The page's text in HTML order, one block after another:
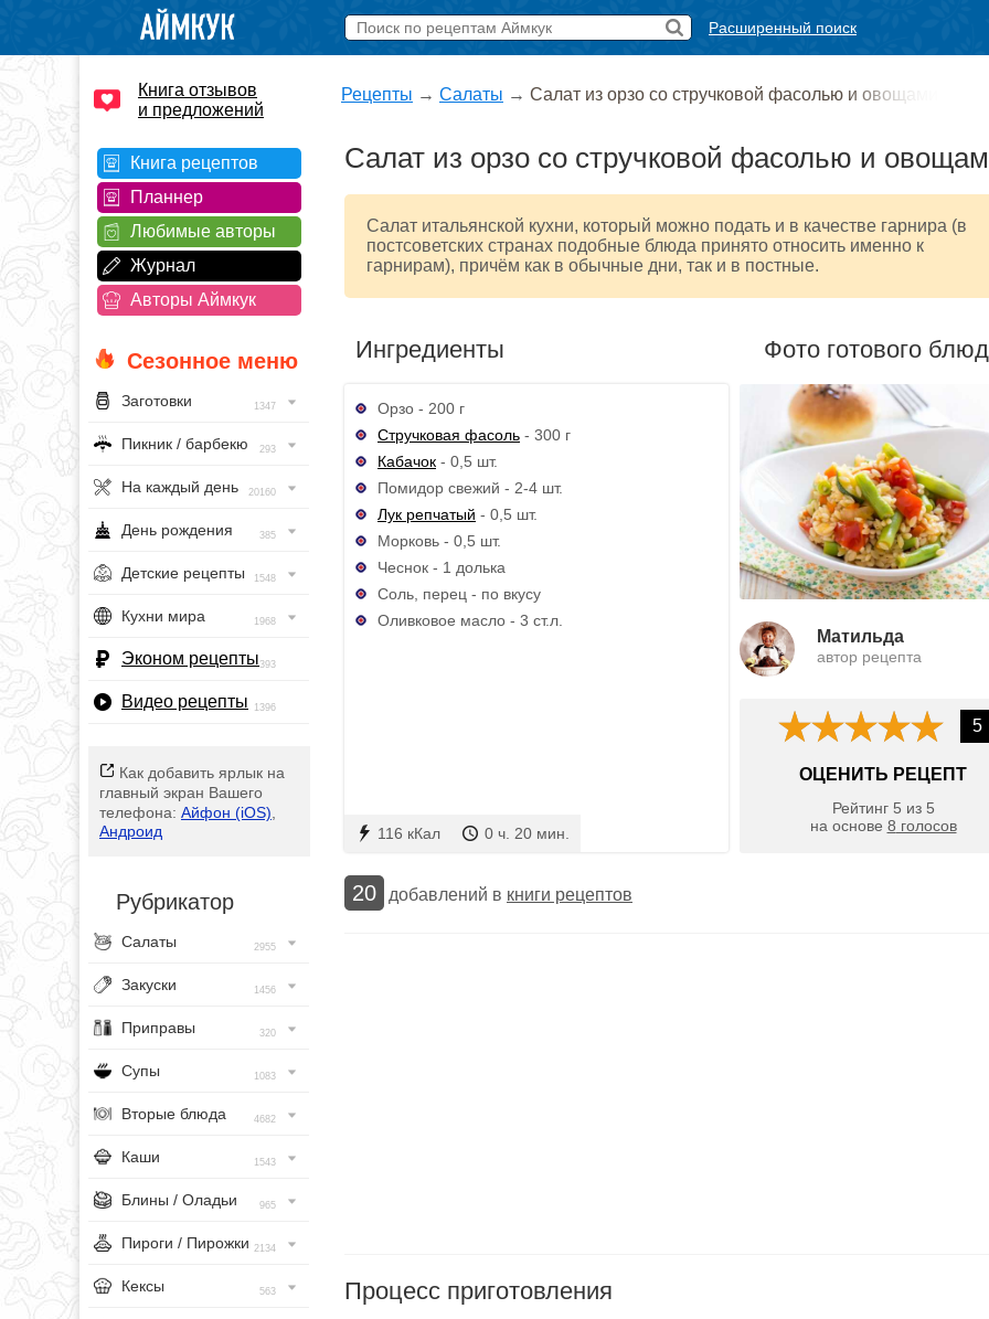
Расширенный поиск
Книга отзывов
и предложений
Книга рецептов
Планнер
Любимые авторы
Журнал
Авторы Аймкук
Сезонное меню
Заготовки 1347
Пикник / барбекю 293
На каждый день 20160
День рождения 385
Детские рецепты 1548
Кухни мира 1968
Эконом рецепты393
Видео рецепты 1396
Как добавить ярлык на
главный экран Вашего
телефона: Айфон (iOS)
Андроид
Рубрикатор
Салаты 2955
Закуски 1456
Приправы 320
Супы 1083
Вторые блюда 4682
Каши 1543
Блины / Оладьи 965
Пироги / Пирожки 2134
Кексы 563
Рецепты → Салаты → Салат из орзо со стручковой фасолью и овощами
Салат из орзо со стручковой фасолью и
Салат итальянской кухни, который можно подать и в качестве гарнира (в
постсоветских странах подобные блюда принято относить именно к
гарнирам), причём как в обычные дни, так и в постные.
Ингредиенты
Орзо - 200 г
Стручковая фасоль - 300 г
Кабачок - 0,5 шт.
Помидор свежий - 2-4 шт.
Лук репчатый - 0,5 шт.
Морковь - 0,5 шт.
Чеснок - 1 долька
Соль, перец - по вкусу
Оливковое масло - 3 ст.л.
116 кКал 0 ч. 20 мин.
Фото готового
Матильда
автор рецепта
5
ОЦЕНИТЬ РЕЦЕПТ
Рейтинг 5 из 5
на основе 8 голосов
20 добавлений в книги рецептов
Процесс приготовления